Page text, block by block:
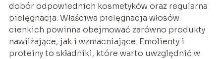
dobór odpowiednich kosmetyków oraz regularna
pielęgnacja. Właściwa pielęgnacja włosów
cienkich powinna obejmować zarówno produkty
nawilżające, jak i wzmacniające. Emolienty i
proteiny to składniki, które warto uwzględnić w